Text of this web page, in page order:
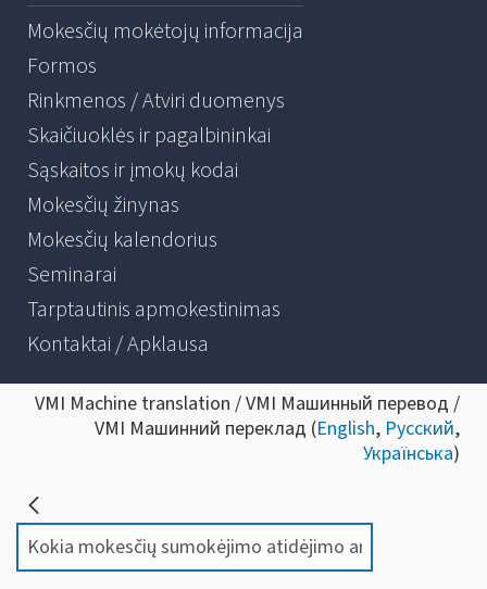
Mokesčių mokėtojų informacija
Formos
Rinkmenos / Atviri duomenys
Skaičiuoklės ir pagalbininkai
Sąskaitos ir įmokų kodai
Mokesčių žinynas
Mokesčių kalendorius
Seminarai
Tarptautinis apmokestinimas
Kontaktai / Apklausa
VMI Machine translation / VMI Машинный перевод /
VMI Машинний переклад (English, Русский,
Українська)